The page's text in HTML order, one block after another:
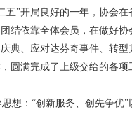
”开局良好的一年，协会在
结依靠全体会员，在做好协
典、应对达芬奇事件、转型
圆满完成了上级交给的各项
想：“创新服务、创先争优”